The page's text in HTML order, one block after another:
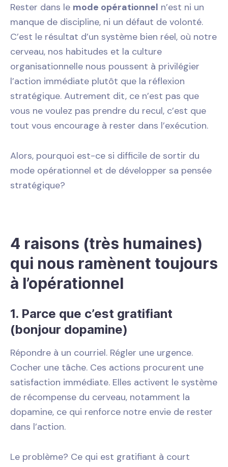
Rester dans le mode opérationnel n’est ni un
manque de discipline, ni un défaut de volonté.
C’est le résultat d’un système bien réel, où notre
cerveau, nos habitudes et la culture
organisationnelle nous poussent à privilégier
l’action immédiate plutôt que la réflexion
stratégique. Autrement dit, ce n’est pas que
vous ne voulez pas prendre du recul, c’est que
tout vous encourage à rester dans l’exécution.
Alors, pourquoi est-ce si difficile de sortir du
mode opérationnel et de développer sa pensée
stratégique?
4 raisons (très humaines)
qui nous ramènent toujours
à l’opérationnel
1. Parce que c’est gratifiant
(bonjour dopamine)
Répondre à un courriel. Régler une urgence.
Cocher une tâche. Ces actions procurent une
satisfaction immédiate. Elles activent le système
de récompense du cerveau, notamment la
dopamine, ce qui renforce notre envie de rester
dans l’action.
Le problème? Ce qui est gratifiant à court